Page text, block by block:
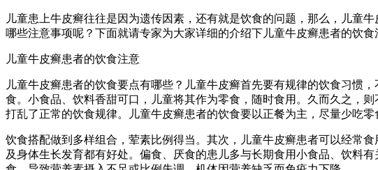
儿童患上牛皮癣往往是因为遗传因素，还有就是饮食的问题，那么，儿童
哪些注意事项呢？下面就请专家为大家详细的介绍下儿童牛皮癣患者的饮食
儿童牛皮癣患者的饮食注意
儿童牛皮癣患者的饮食要点有哪些？儿童牛皮癣首先要有规律的饮食习惯
食。小食品、饮料香甜可口，儿童将其作为零食，随时食用。久而久之，则
打乱了正常的饮食规律。儿童牛皮癣患者的饮食要以正餐为主，尽量少吃零
饮食搭配做到多样组合，荤素比例得当。其次，儿童牛皮癣患者可以经常
及身体生长发育都有好处。偏食、厌食的患儿多与长期食用小食品、饮料